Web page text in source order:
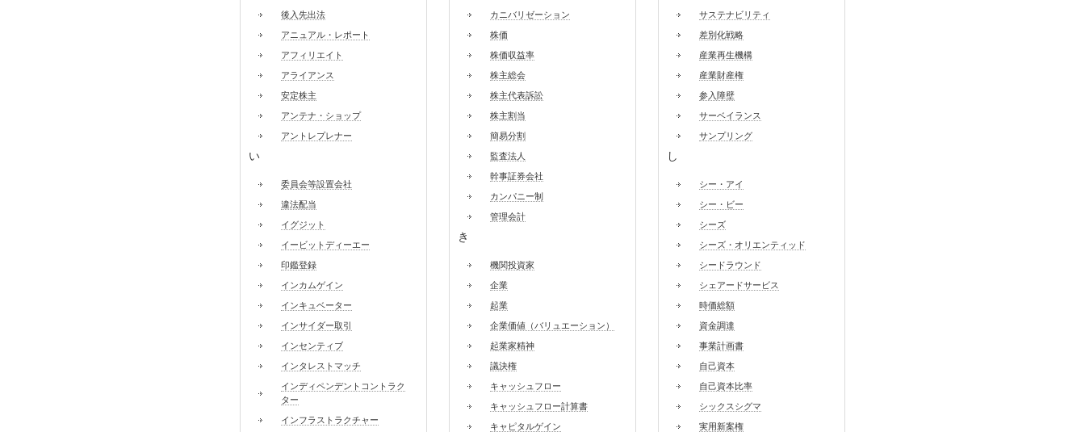
後入先出法
アニュアル・レポート
アフィリエイト
アライアンス
安定株主
アンテナ・ショップ
アントレプレナー
い
委員会等設置会社
違法配当
イグジット
イービットディーエー
印鑑登録
インカムゲイン
インキュベーター
インサイダー取引
インセンティブ
インタレストマッチ
インディペンデントコントラク
ター
インフラストラクチャー
カニバリゼーション
株価
株価収益率
株主総会
株主代表訴訟
株主割当
簡易分割
監査法人
幹事証券会社
カンパニー制
管理会計
き
機関投資家
企業
起業
企業価値（バリュエーション）
起業家精神
議決権
キャッシュフロー
キャッシュフロー計算書
キャピタルゲイン
サステナビリティ
差別化戦略
産業再生機構
産業財産権
参入障壁
サーベイランス
サンプリング
し
シー・アイ
シー・ビー
シーズ
シーズ・オリエンティッド
シードラウンド
シェアードサービス
時価総額
資金調達
事業計画書
自己資本
自己資本比率
シックスシグマ
実用新案権